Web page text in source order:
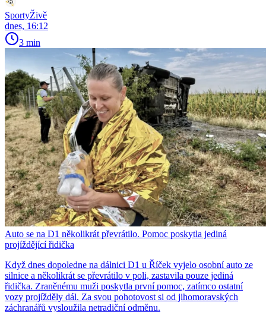
SportyŽivě
dnes, 16:12
3 min
Auto se na D1 několikrát převrátilo. Pomoc poskytla jediná
projíždějící řidička
Když dnes dopoledne na dálnici D1 u Říček vyjelo osobní auto ze
silnice a několikrát se převrátilo v poli, zastavila pouze jediná
řidička. Zraněnému muži poskytla první pomoc, zatímco ostatní
vozy projížděly dál. Za svou pohotovost si od jihomoravských
záchranářů vysloužila netradiční odměnu.